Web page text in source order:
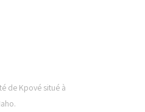
de Kpové situé à